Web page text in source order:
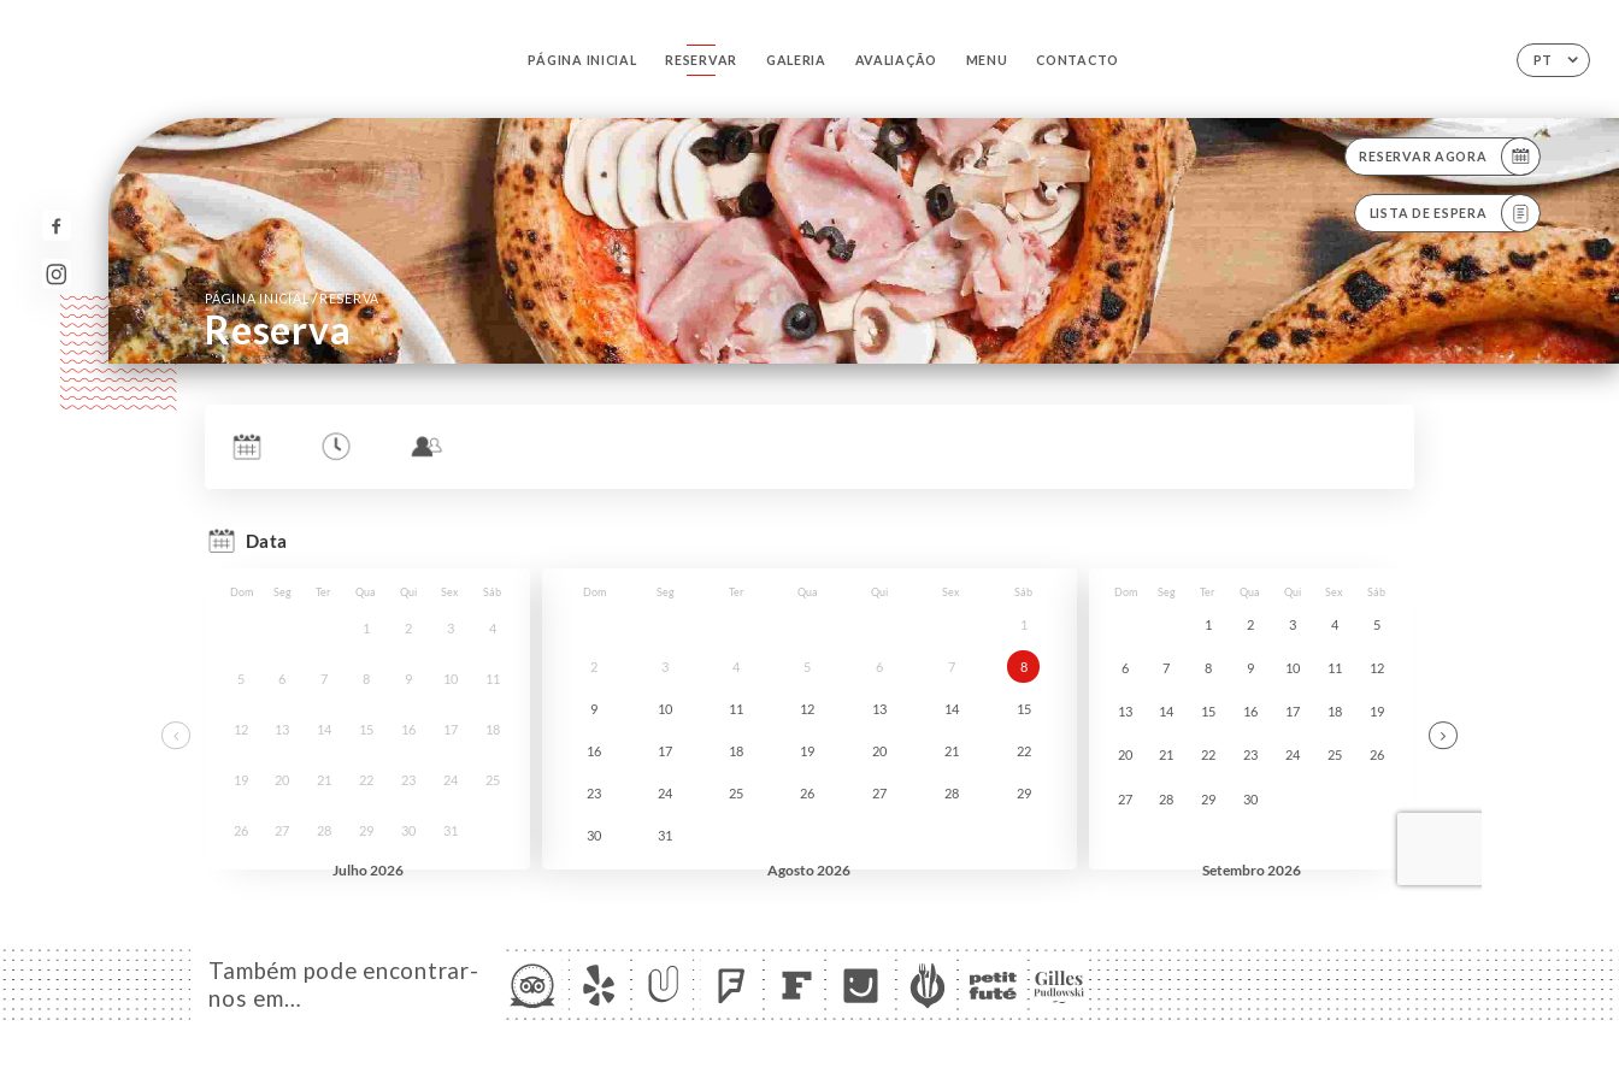
PT
PÁGINA INICIAL RESERVAR GALERIA AVALIAÇÃO MENU CONTACTO
RESERVAR AGORA
LISTA DE ESPERA
PÁGINA INICIAL/RESERVA
Reserva
Também pode encontrar-
nos em…